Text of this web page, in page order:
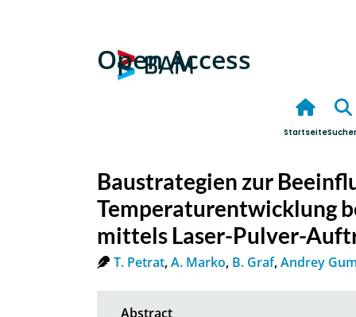
Open Access
Startseite
Baustrategien zur
Temperaturentwicklung
mittels Laser-Pulver-
T. Petrat,A. Marko, B. Graf,Andrey